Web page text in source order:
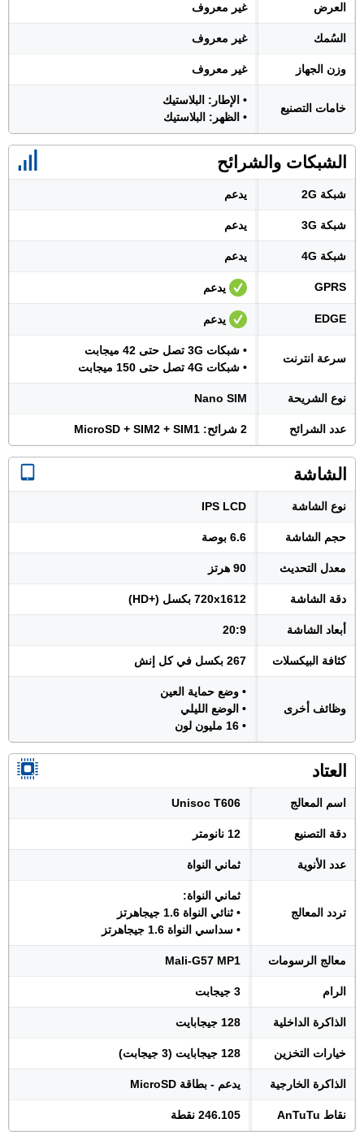
العرض غير معروف
السُمك غير معروف
وزن الجهاز غير معروف
خامات التصنيع
• الإطار: البلاستيك
• الظهر: البلاستيك
الشبكات والشرائح
شبكة 2G يدعم
شبكة 3G يدعم
شبكة 4G يدعم
GPRS يدعم
EDGE يدعم
سرعة انترنت
• شبكات 3G تصل حتى 42 ميجابت
• شبكات 4G تصل حتى 150 ميجابت
نوع الشريحة Nano SIM
عدد الشرائح 2 شرائح: MicroSD + SIM2 + SIM1
الشاشة
نوع الشاشة IPS LCD
حجم الشاشة 6.6 بوصة
معدل التحديث 90 هرتز
دقة الشاشة 720x1612 بكسل (+HD)
أبعاد الشاشة 20:9
كثافة البيكسلات 267 بكسل في كل إنش
وظائف أخرى
• وضع حماية العين
• الوضع الليلي
• 16 مليون لون
العتاد
اسم المعالج Unisoc T606
دقة التصنيع 12 نانومتر
عدد الأنوية ثماني النواة
تردد المعالج
ثماني النواة:
• ثنائي النواة 1.6 جيجاهرتز
• سداسي النواة 1.6 جيجاهرتز
معالج الرسومات Mali-G57 MP1
الرام 3 جيجابت
الذاكرة الداخلية 128 جيجابايت
خيارات التخزين 128 جيجابايت (3 جيجابت)
الذاكرة الخارجية يدعم - بطاقة MicroSD
نقاط AnTuTu 246.105 نقطة